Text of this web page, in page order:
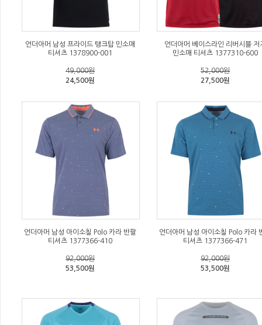
언더아머 남성 프라이드 탱크탑 민소매
티셔츠 1378900-001
49,000원
24,500원
언더아머 베이스라인 리버시블 저
민소매 티셔츠 1377310-600
52,000원
27,500원
언더아머 남성 아이소칠 Polo 카라 반팔
티셔츠 1377366-410
92,000원
53,500원
언더아머 남성 아이소칠 Polo 카라
티셔츠 1377366-471
92,000원
53,500원